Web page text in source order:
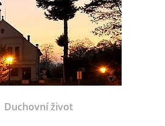
Duchovní život